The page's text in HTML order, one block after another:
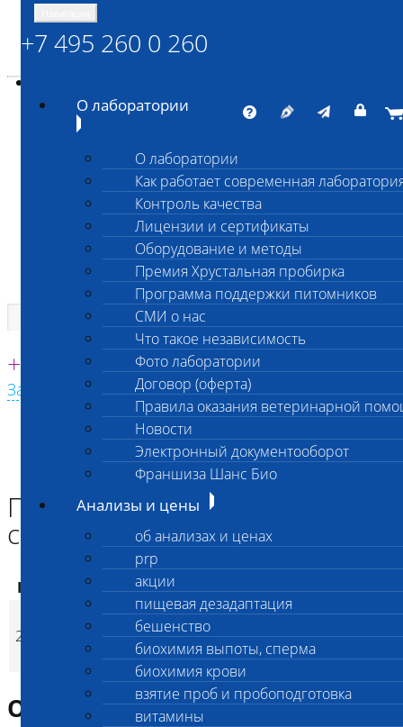
ШАНС БИО
Независимая ветеринарная лаборатория
Единая круглосуточная справочная
+7 495 260 0 260
Заказать звонок с сайта
+7 495 260 0 260
О лаборатории
О лаборатории
Как работает современная
Контроль качества
Лицензии и сертификаты
Оборудование и методы
Премия Хрустальная пробирка
Программа поддержки питомников
СМИ о нас
Что такое независимость
Фото лаборатории
Договор (оферта)
Правила оказания ветеринарной
Новости
Электронный документооборот
Франшиза Шанс Био
Анализы и цены
об анализах и ценах
prp
акции
пищевая дезадаптация
бешенство
биохимия выпоты, сперма
биохимия крови
взятие проб и пробоподготовка
витамины
Главная страница
Анализы и цены
ГЕНЕТИКА КОШЕК
Прогрессирующая атрофия сетчатки персов (PRA-pd)
Прогрессирующая атрофия
сетчатки персов (PRA-pd)
Код Наименование услуг Цена, руб.
2958
Прогрессирующая
атрофия сетчатки
персов (PRA-pd)
2 400p (Время
Описание исследования